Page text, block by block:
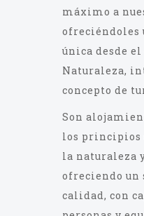
máximo a
ofreciéndoles
única desde
Naturaleza,
concepto de
Son
los principios
la naturaleza
ofreciendo un
calidad, con